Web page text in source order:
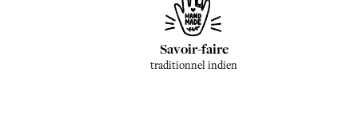
Savoir-faire
traditionnel indien